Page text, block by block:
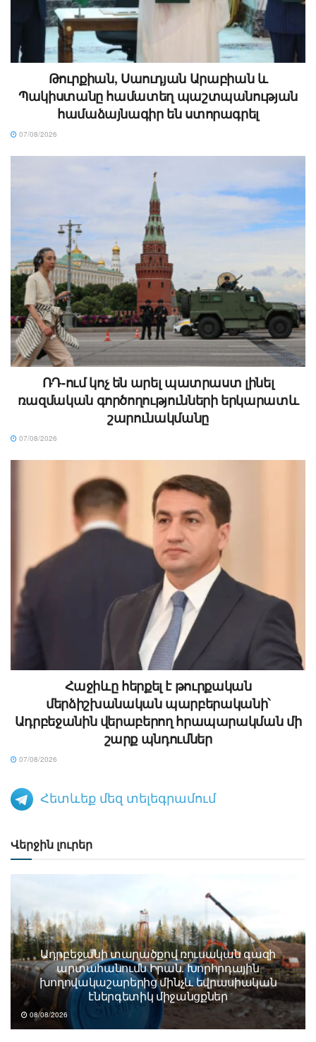
Թուրքիան, Սաուդյան Արաբիան և
Պակիստանը համատեղ պաշտպանության
համաձայնագիր են ստորագրել
07/08/2026
ՌԴ-ում կոչ են արել պատրաստ լինել
ռազմական գործողությունների երկարատև
շարունակմանը
07/08/2026
Հաջիևը հերքել է թուրքական
մերձիշխանական պարբերականի՝
Ադրբեջանին վերաբերող հրապարակման մի
շարք պնդումներ
07/08/2026
Հետևեք մեզ տելեգրամում
Վերջին լուրեր
Ադրբեջանի տարածքով ռուսական գազի
արտահանումն Իրան. Խորհրդային
խողովակաշարերից մինչև եվրասիական
էներգետիկ միջանցքներ
08/08/2026